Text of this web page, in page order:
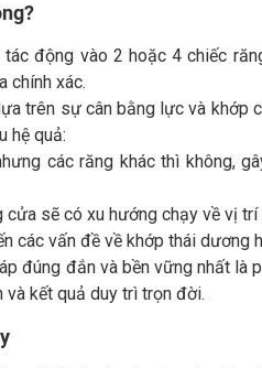
động vào 2 hoặc 4 chiếc
chính xác.
trên sự cân bằng lực và khớp
hệ quả:
các răng khác thì không,
cửa sẽ có xu hướng chạy về vị
các vấn đề về khớp thái dương
đúng đắn và bền vững nhất là
kết quả duy trì trọn đời.